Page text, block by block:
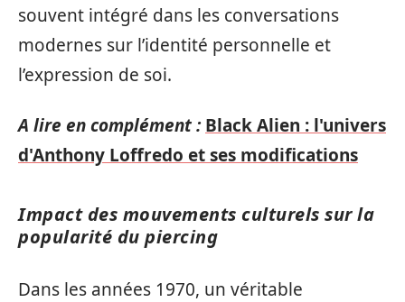
souvent intégré dans les conversations
modernes sur l’identité personnelle et
l’expression de soi.
A lire en complément : Black Alien : l'univers
d'Anthony Loffredo et ses modifications
Impact des mouvements culturels sur la
popularité du piercing
Dans les années 1970, un véritable